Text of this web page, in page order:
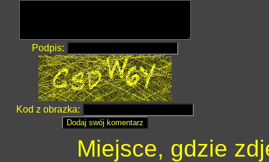
Podpis:
Kod z obrazka:
Miejsce, gdzie